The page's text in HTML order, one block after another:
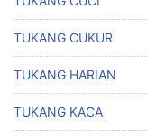
TUKANG CUKUR
TUKANG HARIAN
TUKANG KACA